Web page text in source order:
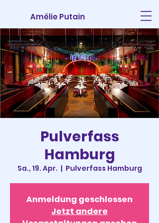
Amélie Putain
Pulverfass
Hamburg
Sa., 19. Apr.
  |
Pulverfass Hamburg
Anmeldung geschlossen
Jetzt andere